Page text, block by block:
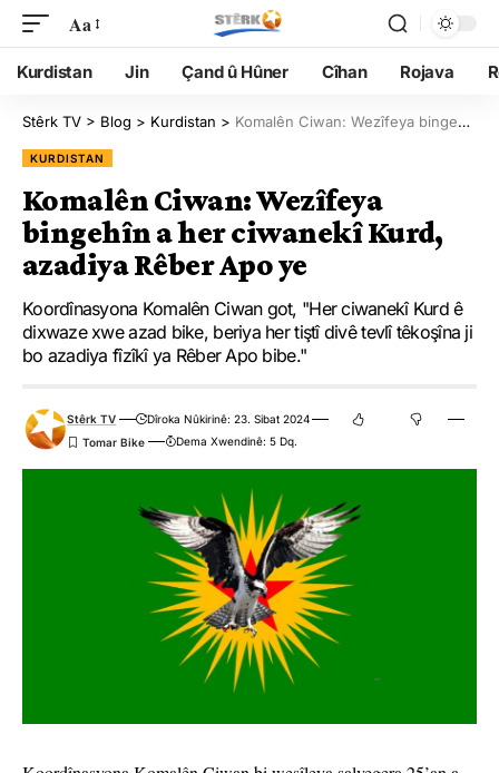
Aa
Kurdistan Jin Çand û Hûner Cîhan Rojava
Stêrk TV > Blog > Kurdistan > Komalên Ciwan: Wezîfeya bingehîn a her ciwanekî Kurd, azadiya Rêber Apo ye
KURDISTAN
Komalên Ciwan: Wezîfeya
bingehîn a her ciwanekî Kurd,
azadiya Rêber Apo ye
Koordînasyona Komalên Ciwan got, "Her ciwanekî Kurd ê
dixwaze xwe azad bike, beriya her tiştî divê tevlî têkoşîna ji
bo azadiya fîzîkî ya Rêber Apo bibe."
Stêrk TV
Dîroka Nûkirinê: 23. Sibat 2024
Dema Xwendinê: 5 Dq.